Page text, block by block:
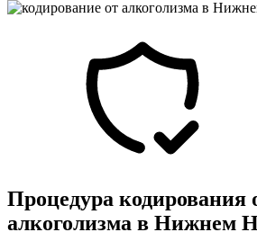
Процедура кодирования
алкоголизма в Нижнем